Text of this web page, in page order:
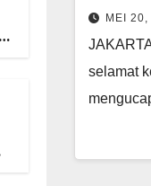
MEI 20,
selamat